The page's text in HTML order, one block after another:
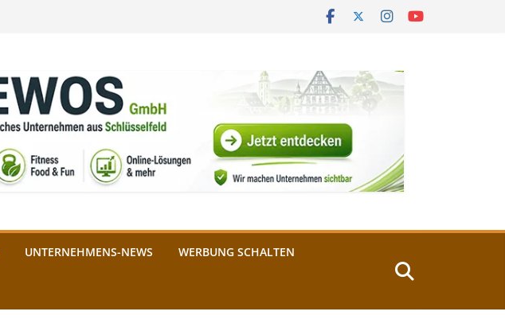
UNTERNEHMENS-NEWS WERBUNG SCHALTEN